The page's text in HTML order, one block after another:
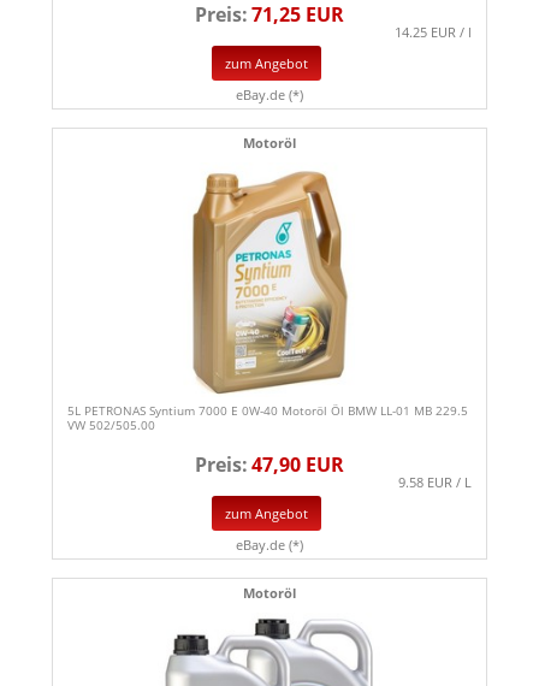
Preis:71,25 EUR
14.25 EUR / l
zum Angebot
eBay.de (*)
Motoröl
5L PETRONAS Syntium 7000 E 0W-40 Motoröl Öl BMW LL-01 MB 229.5
VW 502/505.00
Preis:47,90 EUR
9.58 EUR / L
zum Angebot
eBay.de (*)
Motoröl